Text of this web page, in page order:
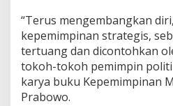
“Terus mengembangkan
kepemimpinan strategis,
tertuang dan dicontohkan
tokoh-tokoh pemimpin
karya buku Kepemimpinan
Prabowo.